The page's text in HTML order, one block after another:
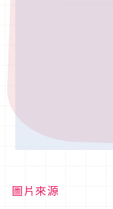
圖片來源